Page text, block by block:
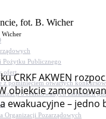
Pożytku Publicznego
ofert
z pominięciem otwartych
o realizowanych zadaniach
Organizacji Pozarządowych
Wicher
CRKF AKWEN
obiekcie
ewakuacyjne –